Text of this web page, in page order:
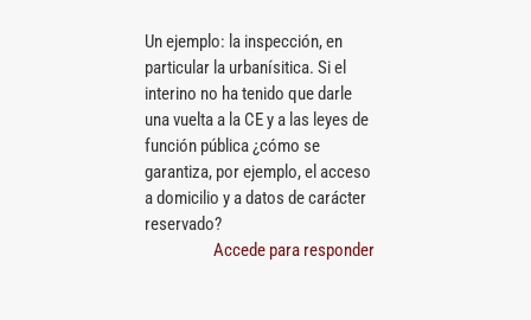
Un ejemplo: la inspección, en
particular la urbanísitica. Si el
interino no ha tenido que darle
una vuelta a la CE y a las leyes de
función pública ¿cómo se
garantiza, por ejemplo, el acceso
a domicilio y a datos de carácter
reservado?
Accede para responder